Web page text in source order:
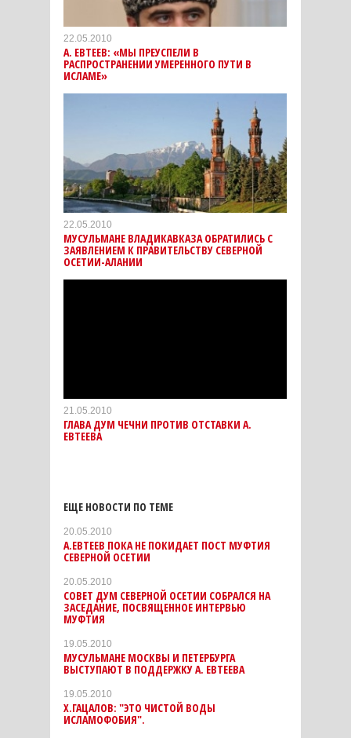
22.05.2010
А. ЕВТЕЕВ: «МЫ ПРЕУСПЕЛИ В
РАСПРОСТРАНЕНИИ УМЕРЕННОГО ПУТИ В
ИСЛАМЕ»
22.05.2010
МУСУЛЬМАНЕ ВЛАДИКАВКАЗА ОБРАТИЛИСЬ С
ЗАЯВЛЕНИЕМ К ПРАВИТЕЛЬСТВУ СЕВЕРНОЙ
ОСЕТИИ-АЛАНИИ
21.05.2010
ГЛАВА ДУМ ЧЕЧНИ ПРОТИВ ОТСТАВКИ А.
ЕВТЕЕВА
ЕЩЕ НОВОСТИ ПО ТЕМЕ
20.05.2010
А.ЕВТЕЕВ ПОКА НЕ ПОКИДАЕТ ПОСТ МУФТИЯ
СЕВЕРНОЙ ОСЕТИИ
20.05.2010
СОВЕТ ДУМ СЕВЕРНОЙ ОСЕТИИ СОБРАЛСЯ НА
ЗАСЕДАНИЕ, ПОСВЯЩЕННОЕ ИНТЕРВЬЮ
МУФТИЯ
19.05.2010
МУСУЛЬМАНЕ МОСКВЫ И ПЕТЕРБУРГА
ВЫСТУПАЮТ В ПОДДЕРЖКУ А. ЕВТЕЕВА
19.05.2010
Х.ГАЦАЛОВ: "ЭТО ЧИСТОЙ ВОДЫ
ИСЛАМОФОБИЯ".